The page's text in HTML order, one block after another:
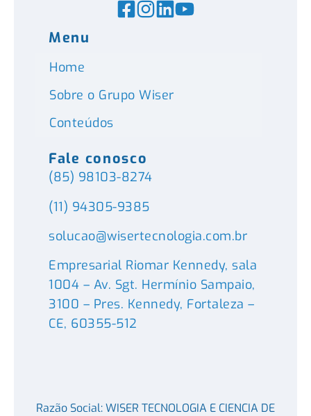
Menu
Home
Sobre o Grupo Wiser
Conteúdos
Fale conosco
(85) 98103-8274
(11) 94305-9385
solucao@wisertecnologia.com.br
Empresarial Riomar Kennedy, sala
1004 – Av. Sgt. Hermínio Sampaio,
3100 – Pres. Kennedy, Fortaleza –
CE, 60355-512
Razão Social: WISER TECNOLOGIA E CIENCIA DE